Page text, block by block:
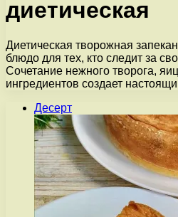
диетическая
Диетическая творожная
блюдо для тех, кто следит за
Сочетание нежного творога,
ингредиентов создает
Десерт